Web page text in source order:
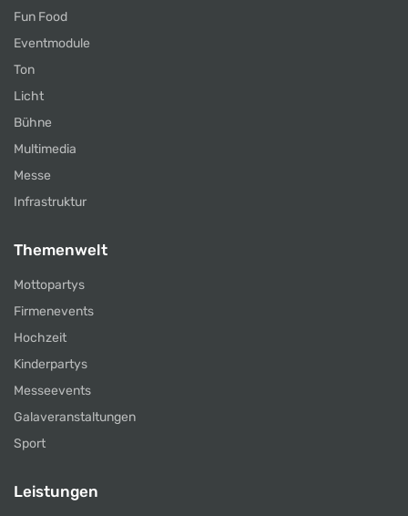
Fun Food
Eventmodule
Ton
Licht
Bühne
Multimedia
Messe
Infrastruktur
Themenwelt
Mottopartys
Firmenevents
Hochzeit
Kinderpartys
Messeevents
Galaveranstaltungen
Sport
Leistungen